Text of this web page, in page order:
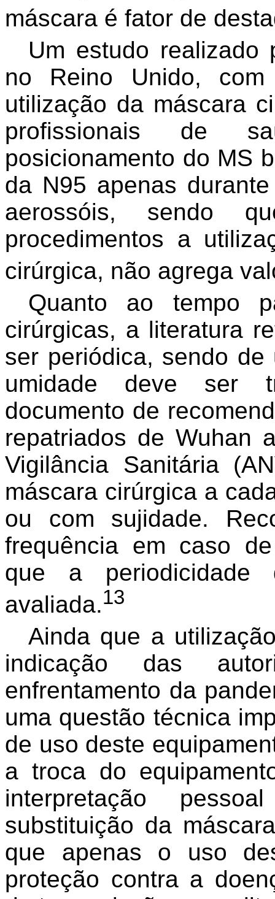
máscara é fator de
Um estudo realizado
no Reino Unido,
utilização da máscara
profissionais de
posicionamento do MS
da N95 apenas
aerossóis, sendo
procedimentos a
cirúrgica, não agrega
Quanto ao tempo
cirúrgicas, a literatura
ser periódica, sendo
umidade deve ser
documento de
repatriados de Wuhan
Vigilância Sanitária
máscara cirúrgica a
ou com sujidade.
frequência em caso
que a periodicidade
avaliada.13
Ainda que a
indicação das
enfrentamento da
uma questão técnica
de uso deste
a troca do
interpretação
substituição da
que apenas o uso
proteção contra a